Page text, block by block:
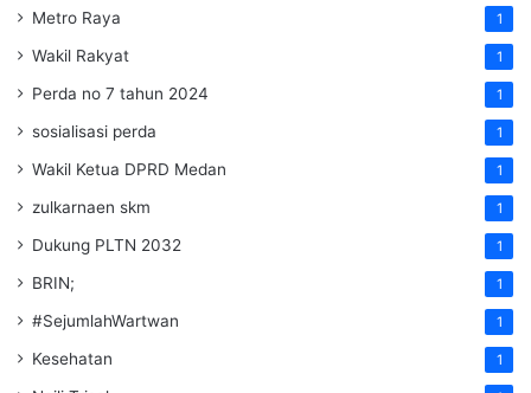
Metro Raya 1
Wakil Rakyat 1
Perda no 7 tahun 2024 1
sosialisasi perda 1
Wakil Ketua DPRD Medan 1
zulkarnaen skm 1
Dukung PLTN 2032 1
BRIN; 1
#SejumlahWartwan 1
Kesehatan 1